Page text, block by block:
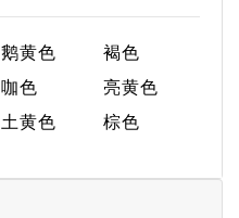
鹅黄色
褐色
咖色
亮黄色
土黄色 棕色